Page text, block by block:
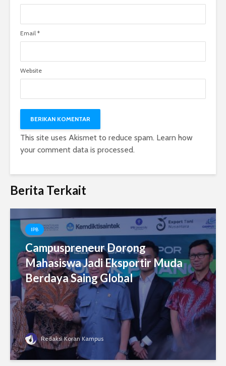
Email *
Website
This site uses Akismet to reduce spam. Learn how
your comment data is processed.
Berita Terkait
IPB
Campuspreneur Dorong
Mahasiswa Jadi Eksportir Muda
Berdaya Saing Global
Redaksi Koran Kampus